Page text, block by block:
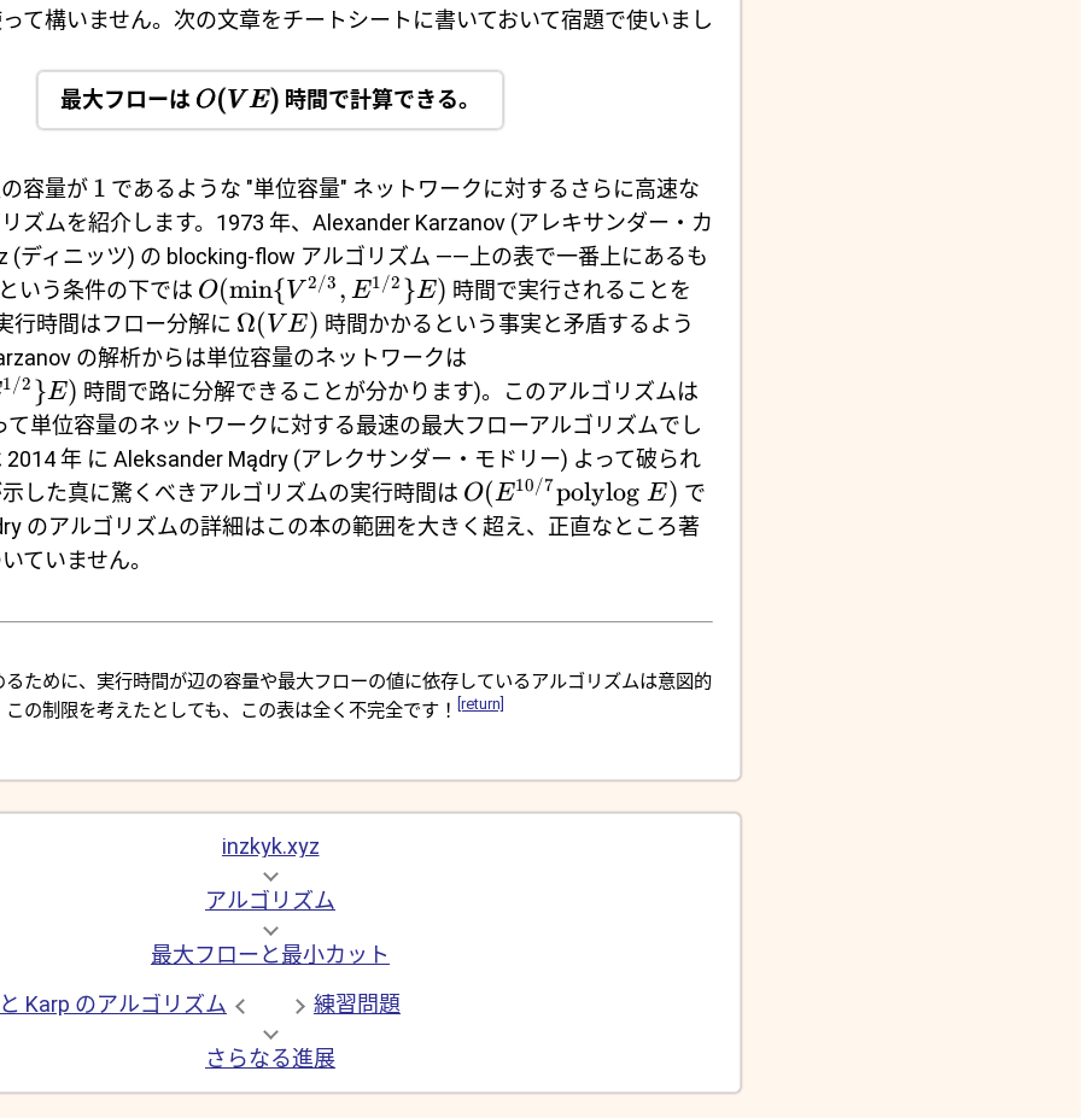
て構いません。次の文章をチートシートに書いておいて宿題で使いまし
最大フローは O(V E) 時間で計算できる。
容量が 1 であるような "単位容量" ネットワークに対するさらに高速な
ズムを紹介します。1973 年、Alexander Karzanov (アレキサンダー・カ
(ディニッツ) の blocking-flow アルゴリズム ――上の表で一番上にあるも
いう条件の下では O(min{V 2/3 , E1/2 }E) 時間で実行されることを
行時間はフロー分解に Ω( V E) 時間かかるという事実と矛盾するよう
の解析からは単位容量のネットワークは
1/2 }E) 時間で路に分解できることが分かります)。このアルゴリズムは
て単位容量のネットワークに対する最速の最大フローアルゴリズムでし
年 に Aleksander Mądry (アレクサンダー・モドリー) よって破られ
した真に驚くべきアルゴリズムの実行時間は O(E10/7polylogE) で
のアルゴリズムの詳細はこの本の範囲を大きく超え、正直なところ著
ていません。
ために、実行時間が辺の容量や最大フローの値に依存しているアルゴリズムは意図的
の制限を考えたとしても、この表は全く不完全です！ [return]
inzkyk.xyz
アルゴリズム
最大フローと最小カット
Karp のアルゴリズム
練習問題
さらなる進展